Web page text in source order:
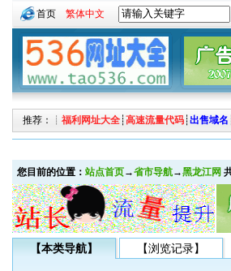
首页 繁体中文
推荐：┊ 福利网址大全 ┊ 高速流量代码 ┊ 出售域名
您目前的位置： 站点首页→省市导航→黑龙江网
【本类导航】 【浏览记录】